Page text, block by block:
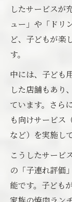
したサービスが
ュー」や「ドリ
ど、子どもが楽
す。
中には、子ども
した店舗もあり
ています。さら
も向けサービス
など）を実施し
こうしたサービ
の「子連れ評価
能です。子ども